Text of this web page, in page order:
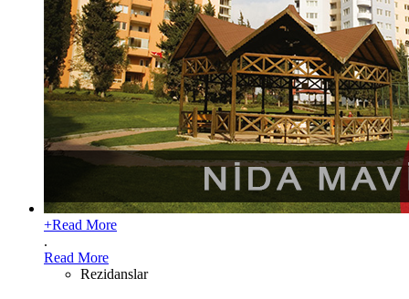
+Read More
.
Read More
Rezidanslar